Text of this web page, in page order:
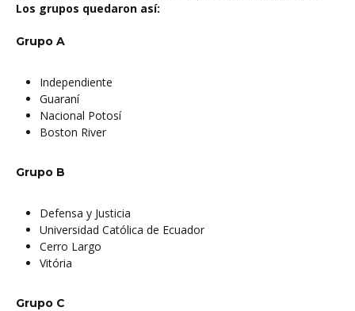
Los grupos quedaron así:
Grupo A
Independiente
Guaraní
Nacional Potosí
Boston River
Grupo B
Defensa y Justicia
Universidad Católica de Ecuador
Cerro Largo
Vitória
Grupo C